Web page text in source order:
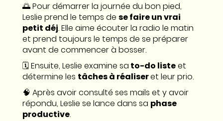
🌅 Pour démarrer la journée du bon pied,
Leslie prend le temps de se faire un vrai
petit déj. Elle aime écouter la radio le matin
et prend toujours le temps de se préparer
avant de commencer à bosser.
🗓️ Ensuite, Leslie examine sa to-do listeet
détermine les tâches à réaliseret leur prio.
🧠 Après avoir consulté ses mails et y avoir
répondu, Leslie se lance dans sa phase
productive.